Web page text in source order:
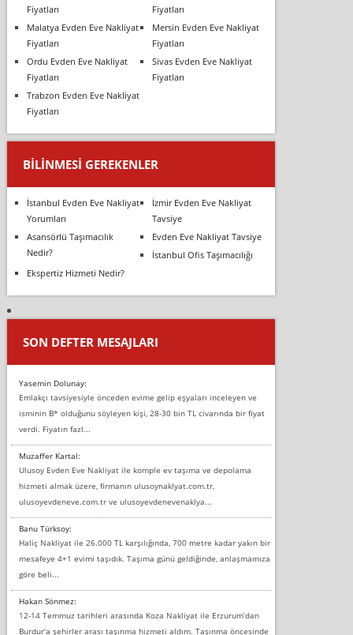
Fiyatları
Fiyatları
Malatya Evden Eve Nakliyat
Fiyatları
Mersin Evden Eve Nakliyat
Fiyatları
Ordu Evden Eve Nakliyat
Fiyatları
Sivas Evden Eve Nakliyat
Fiyatları
Trabzon Evden Eve Nakliyat
Fiyatları
BILINMESI GEREKENLER
İstanbul Evden Eve Nakliyat
Yorumları
İzmir Evden Eve Nakliyat
Tavsiye
Asansörlü Taşımacılık
Nedir?
Evden Eve Nakliyat Tavsiye
İstanbul Ofis Taşımacılığı
Ekspertiz Hizmeti Nedir?
SON DEFTER MESAJLARI
Yasemin Dolunay:
Emlakçı tavsiyesiyle önceden evime gelip eşyaları inceleyen ve
isminin B* olduğunu söyleyen kişi, 28-30 bin TL civarında bir fiyat
verdi. Fiyatın fazl...
Muzaffer Kartal:
Ulusoy Evden Eve Nakliyat ile komple ev taşıma ve depolama
hizmeti almak üzere, firmanın ulusoynaklyat.com.tr,
ulusoyevdeneve.com.tr ve ulusoyevdenevenaklya...
Banu Türksoy:
Haliç Nakliyat ile 26.000 TL karşılığında, 700 metre kadar yakın bir
mesafeye 4+1 evimi taşıdık. Taşıma günü geldiğinde, anlaşmamıza
göre beli...
Hakan Sönmez:
12-14 Temmuz tarihleri arasında Koza Nakliyat ile Erzurum’dan
Burdur’a şehirler arası taşınma hizmeti aldım. Taşınma öncesinde